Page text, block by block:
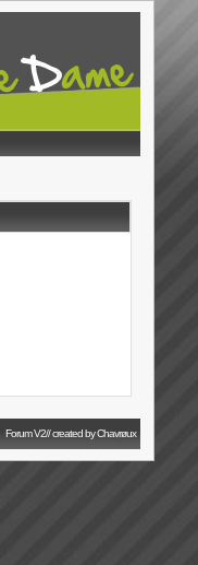
Forum V2// created by Chavrøux